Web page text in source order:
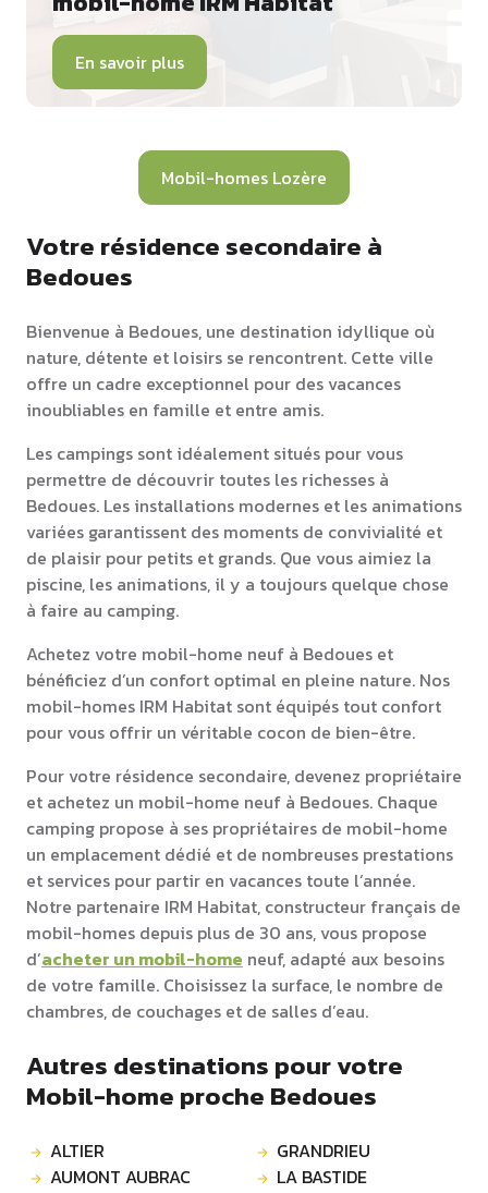
En savoir plus
Mobil-homes Lozère
Votre résidence secondaire à
Bedoues
Bienvenue à Bedoues, une destination idyllique où
nature, détente et loisirs se rencontrent. Cette ville
offre un cadre exceptionnel pour des vacances
inoubliables en famille et entre amis.
Les campings sont idéalement situés pour vous
permettre de découvrir toutes les richesses à
Bedoues. Les installations modernes et les animations
variées garantissent des moments de convivialité et
de plaisir pour petits et grands. Que vous aimiez la
piscine, les animations, il y a toujours quelque chose
à faire au camping.
Achetez votre mobil-home neuf à Bedoues et
bénéficiez d’un confort optimal en pleine nature. Nos
mobil-homes IRM Habitat sont équipés tout confort
pour vous offrir un véritable cocon de bien-être.
Pour votre résidence secondaire, devenez propriétaire
et achetez un mobil-home neuf à Bedoues. Chaque
camping propose à ses propriétaires de mobil-home
un emplacement dédié et de nombreuses prestations
et services pour partir en vacances toute l’année.
Notre partenaire IRM Habitat, constructeur français de
mobil-homes depuis plus de 30 ans, vous propose
d’acheter un mobil-home neuf, adapté aux besoins
de votre famille. Choisissez la surface, le nombre de
chambres, de couchages et de salles d’eau.
Autres destinations pour votre
Mobil-home proche Bedoues
ALTIER
AUMONT AUBRAC
GRANDRIEU
LA BASTIDE